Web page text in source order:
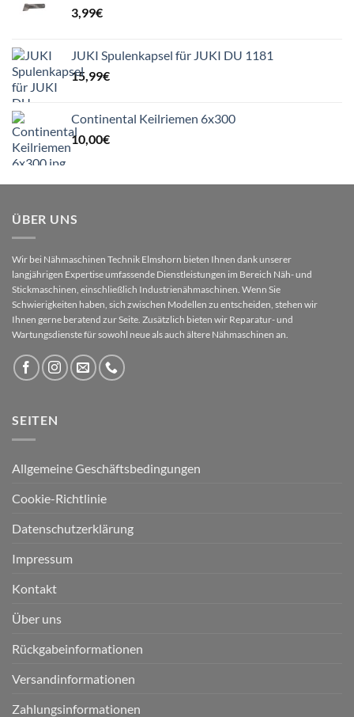
3,99€
JUKI Spulenkapsel für JUKI DU 1181
15,99€
Continental Keilriemen 6x300
10,00€
ÜBER UNS
Wir bei Nähmaschinen Technik Elmshorn bieten Ihnen dank unserer
langjährigen Expertise umfassende Dienstleistungen im Bereich Näh- und
Stickmaschinen, einschließlich Industrienähmaschinen. Wenn Sie
Schwierigkeiten haben, sich zwischen Modellen zu entscheiden, stehen wir
Ihnen gerne beratend zur Seite. Zusätzlich bieten wir Reparatur- und
Wartungsdienste für sowohl neue als auch ältere Nähmaschinen an.
SEITEN
Allgemeine Geschäftsbedingungen
Cookie-Richtlinie
Datenschutzerklärung
Impressum
Kontakt
Über uns
Rückgabeinformationen
Versandinformationen
Zahlungsinformationen